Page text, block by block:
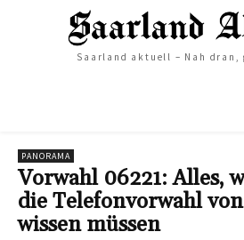
Saarland aktuell – Nah
PANORAMA
Vorwahl 06221: Alles,
die Telefonvorwahl
wissen müssen